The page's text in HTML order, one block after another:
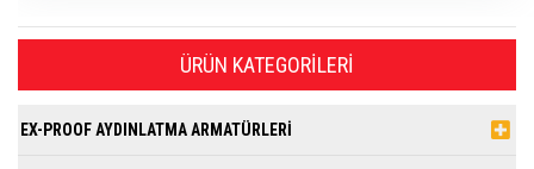
ÜRÜN KATEGORILERI
EX-PROOF AYDINLATMA ARMATÜRLERİ